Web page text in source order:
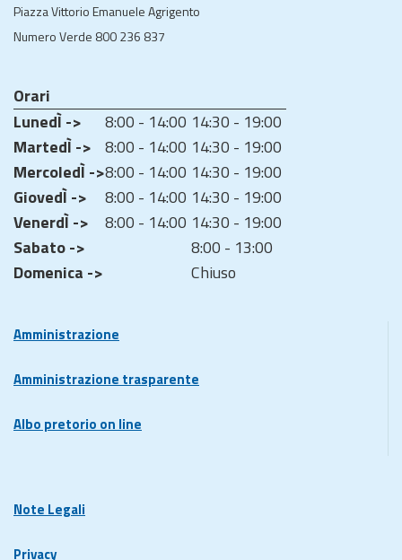
Piazza Vittorio Emanuele Agrigento
Numero Verde 800 236 837
Orari
LunedÌ ->
8:00 - 14:00 14:30 - 19:00
MartedÌ -> 8:00 - 14:00 14:30 - 19:00
MercoledÌ ->8:00 - 14:00 14:30 - 19:00
GiovedÌ ->
8:00 - 14:00 14:30 - 19:00
VenerdÌ ->
8:00 - 14:00 14:30 - 19:00
Sabato ->
8:00 - 13:00
Domenica ->
Chiuso
Amministrazione
Amministrazione trasparente
Albo pretorio on line
Note Legali
Privacy